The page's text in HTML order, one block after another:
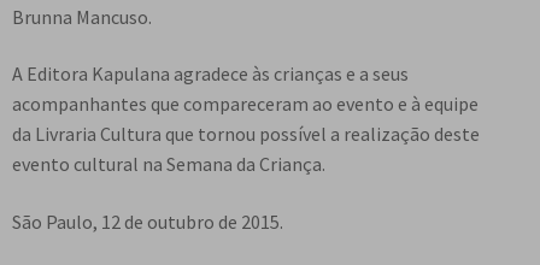
Brunna Mancuso.
A Editora Kapulana agradece às crianças e a seus
acompanhantes que compareceram ao evento e à equipe
da Livraria Cultura que tornou possível a realização deste
evento cultural na Semana da Criança.
São Paulo, 12 de outubro de 2015.